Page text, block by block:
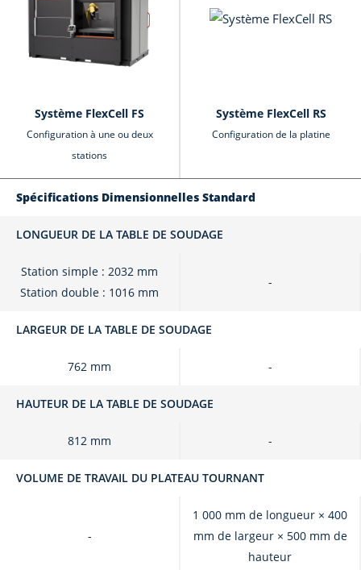
Système FlexCell FS Système FlexCell RS
Configuration à une ou deux
stations
Configuration de la platine
Spécifications Dimensionnelles Standard
LONGUEUR DE LA TABLE DE SOUDAGE
Station simple : 2032 mm
Station double : 1016 mm
-
LARGEUR DE LA TABLE DE SOUDAGE
762 mm -
HAUTEUR DE LA TABLE DE SOUDAGE
812 mm -
VOLUME DE TRAVAIL DU PLATEAU TOURNANT
-
1 000 mm de longueur × 400
mm de largeur × 500 mm de
hauteur